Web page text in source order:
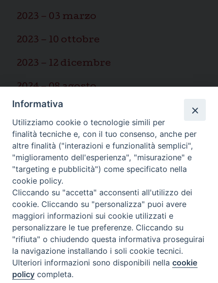
2023 – 03 marzo
2023 – 10 ottobre
2023 – 12 dicembre
2024 – 08 agosto
2025 – 03 marzo
Paolo”
Via Cifali 5-7
95123 Catania - Italia
E-mail:redazione@sdbsicilia.org
Informativa
Utilizziamo cookie o tecnologie simili per
finalità tecniche e, con il tuo consenso, anche per
altre finalità ("interazioni e funzionalità semplici",
"miglioramento dell'esperienza", "misurazione" e
"targeting e pubblicità") come specificato nella
cookie policy.
Cliccando su "accetta" acconsenti all'utilizzo dei
cookie. Cliccando su "personalizza" puoi avere
maggiori informazioni sui cookie utilizzati e
personalizzare le tue preferenze. Cliccando su
"rifiuta" o chiudendo questa informativa proseguirai
la navigazione installando i soli cookie tecnici.
Ulteriori informazioni sono disponibili nellacookie
policy completa.